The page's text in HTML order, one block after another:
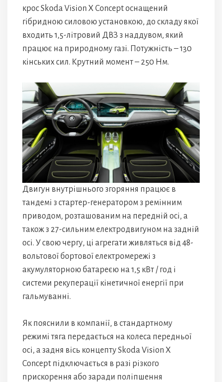
крос Skoda Vision X Concept оснащений
гібридною силовою установкою, до складу якої
входить 1,5-літровий ДВЗ з наддувом, який
працює на природному газі. Потужність – 130
кінських сил. Крутний момент – 250 Нм.
Двигун внутрішнього згоряння працює в
тандемі з стартер-генератором з ремінним
приводом, розташованим на передній осі, а
також з 27-сильним електродвигуном на задній
осі. У свою чергу, ці агрегати живляться від 48-
вольтової бортової електромережі з
акумуляторною батареєю на 1,5 кВт / год і
системи рекуперації кінетичної енергії при
гальмуванні.
Як пояснили в компанії, в стандартному
режимі тяга передається на колеса передньої
осі, а задня вісь концепту Skoda Vision X
Concept підключається в разі різкого
прискорення або заради поліпшення